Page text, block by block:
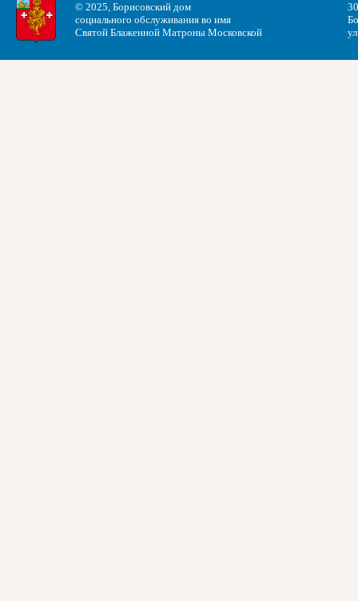
© 2025, Борисовский дом
социального обслуживания во имя
Святой Блаженной Матроны Московской